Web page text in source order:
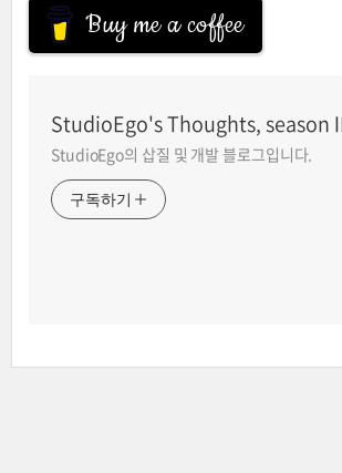
Buy me a coffee
StudioEgo's Thoughts,
StudioEgo의 삽질 및 개발 블로그입니다.
구독하기